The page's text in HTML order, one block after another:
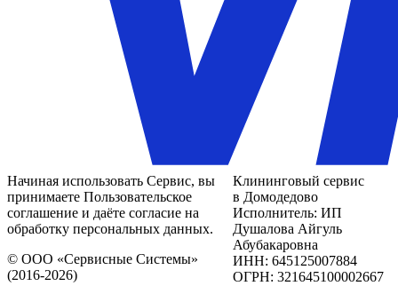
Начиная использовать Сервис, вы
принимаете Пользовательское
соглашение и даёте согласие на
обработку персональных данных.
© ООО «Сервисные Системы»
(2016-2026)
Клининговый сервис
в Домодедово
Исполнитель: ИП
Душалова Айгуль
Абубакаровна
ИНН: 645125007884
ОГРН: 321645100002667